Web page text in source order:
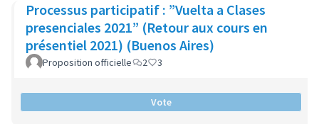
Processus participatif : ”Vuelta a Clases
presenciales 2021” (Retour aux cours en
présentiel 2021) (Buenos Aires)
Proposition officielle 2 3
Vote